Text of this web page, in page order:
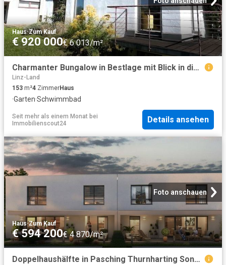
Haus·Zum Kauf
€ 920 000€ 6 013/m²
Charmanter Bungalow in Bestlage mit Blick in die Alpen!
Linz-Land
153 m²4 ZimmerHaus
·Garten·Schwimmbad
Seit mehr als einem Monat bei
Immobilienscout24
Details ansehen
Foto anschauen
Haus·Zum Kauf
€ 594 200€ 4 870/m²
Doppelhaushälfte in Pasching Thurnharting Sonne, Ruhe, Ausblick | DH4